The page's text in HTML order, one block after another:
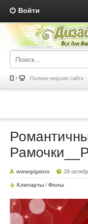
Войти
Полная версия сайта
wwwgigaton 29
Клипарты / Фоны